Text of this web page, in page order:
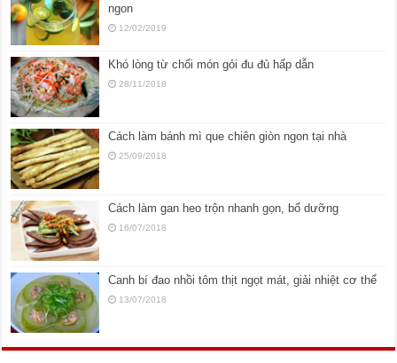
ngon
12/02/2019
Khó lòng từ chối món gỏi đu đủ hấp dẫn
28/11/2018
Cách làm bánh mì que chiên giòn ngon tại nhà
25/09/2018
Cách làm gan heo trộn nhanh gọn, bổ dưỡng
16/07/2018
Canh bí đao nhồi tôm thịt ngọt mát, giải nhiệt cơ thể
13/07/2018